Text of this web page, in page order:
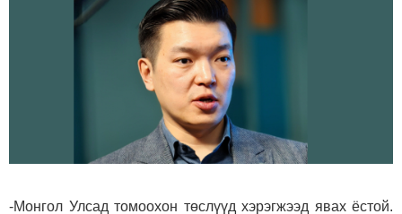
-Монгол Улсад томоохон төслүүд хэрэгжээд явах ёстой.